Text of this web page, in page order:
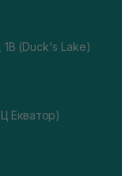
1В (Duck's Lake)
Екватор)